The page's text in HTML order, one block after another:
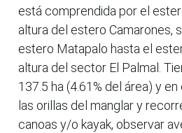
está comprendida por el
altura del estero Camarones,
estero Matapalo hasta el
altura del sector El Palmal.
137.5 ha (4.61% del área) y
las orillas del manglar y
canoas y/o kayak, observar